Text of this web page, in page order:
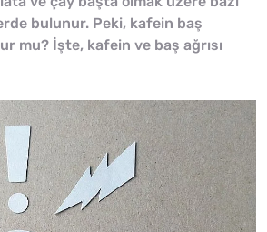
bulunur. Peki, kafein baş
mu? İşte, kafein ve baş ağrısı